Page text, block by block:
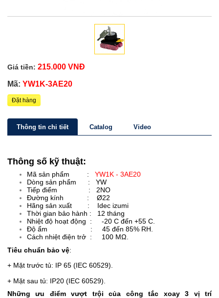
Giá tiền: 215.000 VNĐ
Mã: YW1K-3AE20
Đặt hàng
Thông tin chi tiết Catalog Video
Thông số kỹ thuật:
Mã sản phẩm :
YW1K - 3AE20
Dòng sản phẩm : YW
Tiếp điểm : 2NO
Đường kính : Ø22
Hãng sản xuất : Idec izumi
Thời gian bảo hành : 12 tháng
Nhiệt độ hoạt động : -20 C đến +55 C.
Độ ẩm : 45 đến 85% RH.
Cách nhiệt điện trở : 100 MΩ.
Tiêu chuẩn bảo vệ:
+ Mặt trước tủ: IP 65 (IEC 60529).
+ Mặt sau tủ: IP20 (IEC 60529).
Những ưu điểm vượt trội của công tắc xoay 3 vị trí